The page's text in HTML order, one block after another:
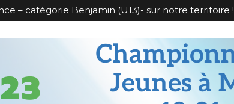
– catégorie Benjamin (U13)- sur notre territoire !